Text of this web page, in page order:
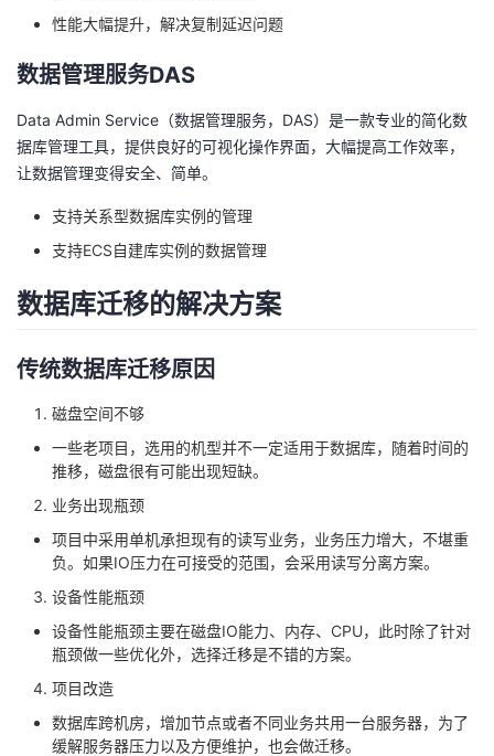
性能大幅提升，解决复制延迟问题
数据管理服务DAS
Data Admin Service（数据管理服务，DAS）是一款专业的简化数
据库管理工具，提供良好的可视化操作界面，大幅提高工作效率，
让数据管理变得安全、简单。
支持关系型数据库实例的管理
支持ECS自建库实例的数据管理
数据库迁移的解决方案
传统数据库迁移原因
磁盘空间不够
一些老项目，选用的机型并不一定适用于数据库，随着时间的
推移，磁盘很有可能出现短缺。
业务出现瓶颈
项目中采用单机承担现有的读写业务，业务压力增大，不堪重
负。如果IO压力在可接受的范围，会采用读写分离方案。
设备性能瓶颈
设备性能瓶颈主要在磁盘IO能力、内存、CPU，此时除了针对
瓶颈做一些优化外，选择迁移是不错的方案。
项目改造
数据库跨机房，增加节点或者不同业务共用一台服务器，为了
缓解服务器压力以及方便维护，也会做迁移。